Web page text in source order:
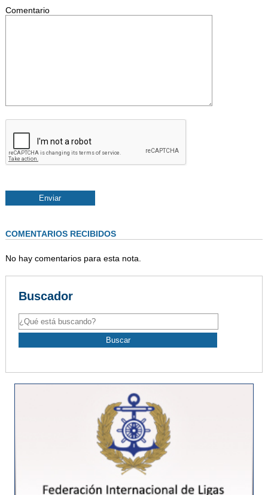
Comentario
COMENTARIOS RECIBIDOS
No hay comentarios para esta nota.
Buscador